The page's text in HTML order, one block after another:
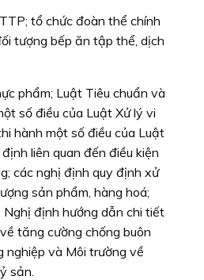
tổ chức đoàn thể chính
tượng bếp ăn tập thể, dịch
phẩm; Luật Tiêu chuẩn và
số điều của Luật Xử lý vi
hành một số điều của Luật
liên quan đến điều kiện
các nghị định quy định xử
sản phẩm, hàng hoá;
Nghị định hướng dẫn chi tiết
tăng cường chống buôn
nghiệp và Môi trường về
sản.